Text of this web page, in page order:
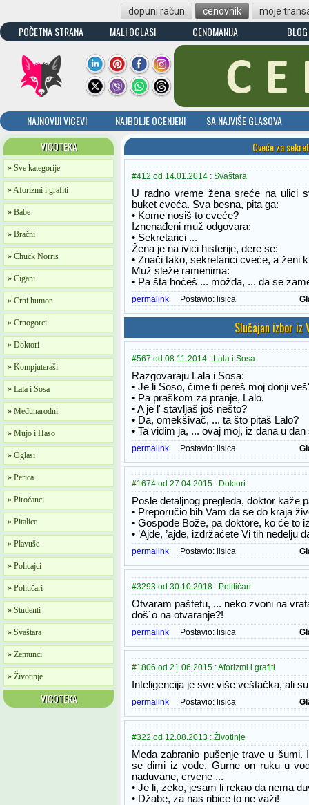
dopuni račun cenovnik moje
POČETNA STRANA MALI OGLASI CENOMANIJA BLOG
NAJNOVIJI VICEVI NAJBOLJE OCENJENI
SA NAJVIŠE GLASOVA
VICOTEKA
» Sve kategorije
» Aforizmi i grafiti
» Babe
» Bračni
» Chuck Norris
» Cigani
» Crni humor
» Crnogorci
» Doktori
» Kompjuteraši
» Lala i Sosa
» Međunarodni
» Mujo i Haso
» Oglasi
» Perica
» Piroćanci
» Pitalice
» Plavuše
» Policajci
» Političari
» Studenti
» Svaštara
» Zemunci
» Životinje
VICOTEKA
Cveće za
#412 od 14.01.2014 : Svaštara
U radno vreme žena sreće na ulici
buket cveća. Sva besna, pita ga:
• Kome nosiš to cveće?
Iznenađeni muž odgovara:
• Sekretarici ...
Žena je na ivici histerije, dere se:
• Znači tako, sekretarici cveće, a ženi
Muž sleže ramenima:
• Pa šta hoćeš ... možda, ... da se
permalink Postavio: lisica
Slučajan izbor iz
#567 od 08.11.2014 : Lala i Sosa
Razgovaraju Lala i Sosa:
• Je li Soso, čime ti pereš moj donji
• Pa praškom za pranje, Lalo.
• A je l' stavljaš još nešto?
• Da, omekšivač, ... ta što pitaš Lalo?
• Ta vidim ja, ... ovaj moj, iz dana u
permalink Postavio: lisica
#1674 od 27.04.2015 : Doktori
Posle detaljnog pregleda, doktor kaže
• Preporučio bih Vam da se do kraja
• Gospode Bože, pa doktore, ko će to
• ’Ajde, ’ajde, izdržaćete Vi tih nedelju
permalink Postavio: lisica
#3293 od 30.10.2018 : Političari
Otvaram paštetu, ... neko zvoni na
doš`o na otvaranje?!
permalink Postavio: lisica
#1806 od 21.06.2015 : Aforizmi i grafiti
Inteligencija je sve više veštačka, ali
permalink Postavio: lisica
#322 od 12.08.2013 : Životinje
Meda zabranio pušenje trave u
se dimi iz vode. Gurne on ruku u
naduvane, crvene ...
• Je li, zeko, jesam li rekao da nema
• Džabe, za nas ribice to ne važi!